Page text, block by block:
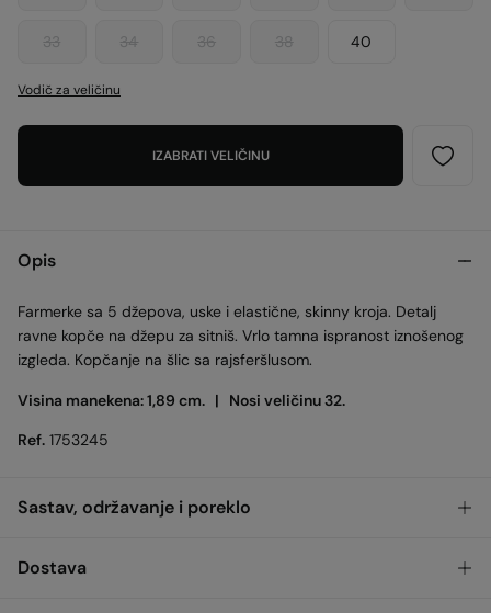
33 34 36 38 40
Vodič za veličinu
IZABRATI VELIČINU
Opis
Farmerke sa 5 džepova, uske i elastične, skinny kroja. Detalj
ravne kopče na džepu za sitniš. Vrlo tamna ispranost iznošenog
izgleda. Kopčanje na šlic sa rajsferšlusom.
Visina manekena: 1,89 cm. | Nosi veličinu 32.
Ref. 1753245
Sastav, održavanje i poreklo
Sastav
Dostava